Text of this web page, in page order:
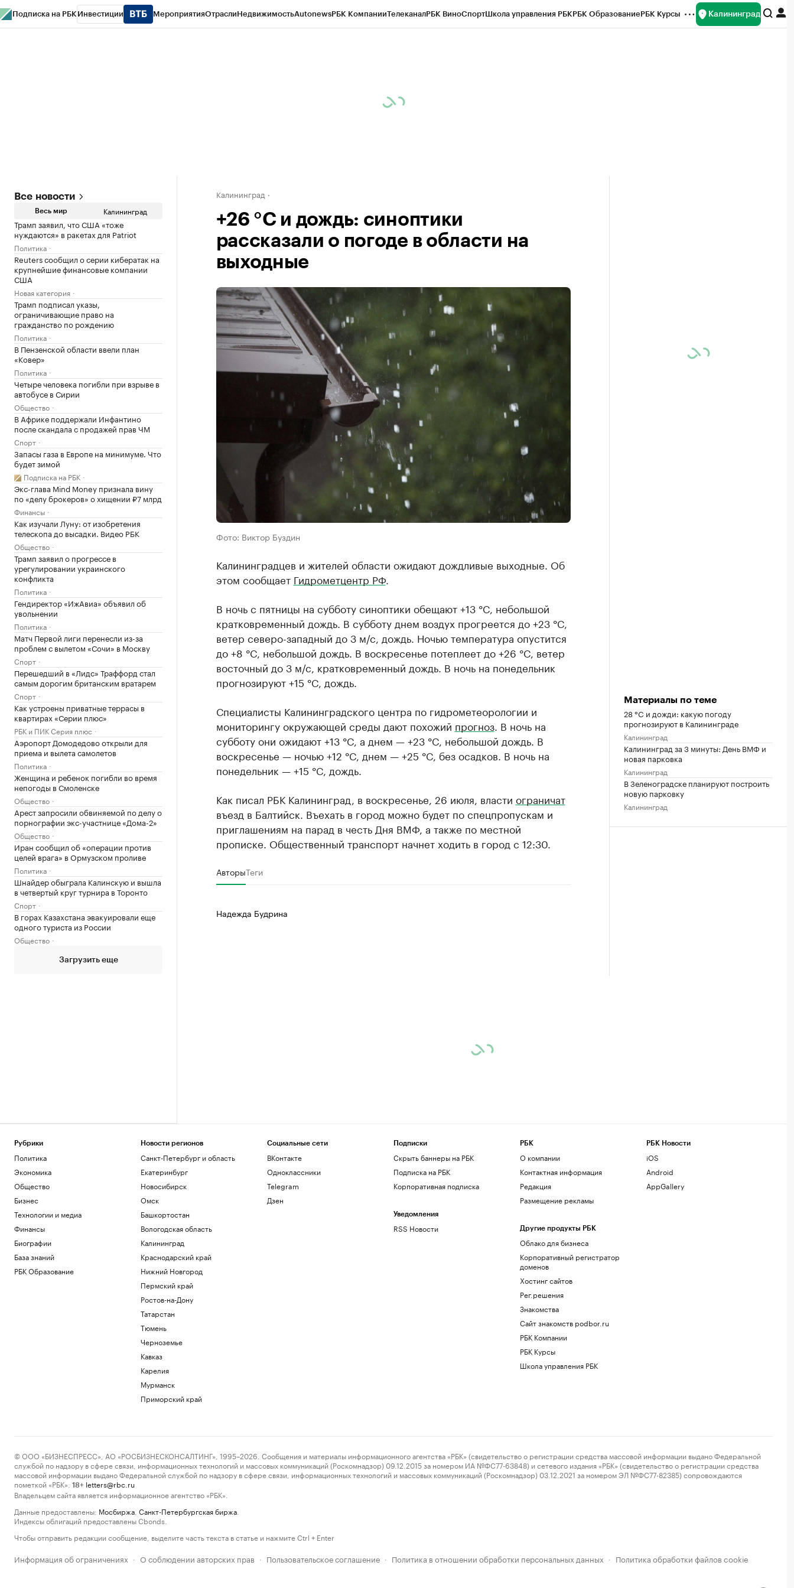
Подписка на РБК Инвестиции МероприятияОтраслиНедвижимостьAutonewsРБК КомпанииТелеканалРБК ВиноСпортШкола управления РБКРБК ОбразованиеРБК Курсы Калининград
Все новости
Весь мир Калининград
Трамп заявил, что США «тоже
нуждаются» в ракетах для Patriot
Политика
Reuters сообщил о серии кибератак на
крупнейшие финансовые компании
США
Новая категория
Трамп подписал указы,
ограничивающие право на
гражданство по рождению
Политика
В Пензенской области ввели план
«Ковер»
Политика
Четыре человека погибли при взрыве в
автобусе в Сирии
Общество
В Африке поддержали Инфантино
после скандала с продажей прав ЧМ
Спорт
Запасы газа в Европе на минимуме. Что
будет зимой
Подписка на РБК
Экс-глава Mind Money признала вину
по «делу брокеров» о хищении ₽7 млрд
Финансы
Как изучали Луну: от изобретения
телескопа до высадки. Видео РБК
Общество
Трамп заявил о прогрессе в
урегулировании украинского
конфликта
Политика
Гендиректор «ИжАвиа» объявил об
увольнении
Политика
Матч Первой лиги перенесли из-за
проблем с вылетом «Сочи» в Москву
Спорт
Перешедший в «Лидс» Траффорд стал
самым дорогим британским вратарем
Спорт
Как устроены приватные террасы в
квартирах «Серии плюс»
РБК и ПИК Серия плюс
Аэропорт Домодедово открыли для
приема и вылета самолетов
Политика
Женщина и ребенок погибли во время
непогоды в Смоленске
Общество
Арест запросили обвиняемой по делу о
порнографии экс-участнице «Дома-2»
Общество
Иран сообщил об «операции против
целей врага» в Ормузском проливе
Политика
Шнайдер обыграла Калинскую и вышла
в четвертый круг турнира в Торонто
Спорт
В горах Казахстана эвакуировали еще
одного туриста из России
Общество
Загрузить еще
Калининград
+26 °C и дождь: синоптики
рассказали о погоде в области на
выходные
Фото: Виктор Буздин
Калининградцев и жителей области ожидают дождливые выходные. Об
этом сообщает Гидрометцентр РФ.
В ночь с пятницы на субботу синоптики обещают +13 °C, небольшой
кратковременный дождь. В субботу днем воздух прогреется до +23 °C,
ветер северо-западный до 3 м/с, дождь. Ночью температура опустится
до +8 °C, небольшой дождь. В воскресенье потеплеет до +26 °C, ветер
восточный до 3 м/с, кратковременный дождь. В ночь на понедельник
прогнозируют +15 °C, дождь.
Специалисты Калининградского центра по гидрометеорологии и
мониторингу окружающей среды дают похожий прогноз. В ночь на
субботу они ожидают +13 °C, а днем — +23 °C, небольшой дождь. В
воскресенье — ночью +12 °C, днем — +25 °C, без осадков. В ночь на
понедельник — +15 °C, дождь.
Как писал РБК Калининград, в воскресенье, 26 июля, власти ограничат
въезд в Балтийск. Въехать в город можно будет по спецпропускам и
приглашениям на парад в честь Дня ВМФ, а также по местной
прописке. Общественный транспорт начнет ходить в город с 12:30.
АвторыТеги
Надежда Будрина
Материалы по теме
28 °C и дожди: какую погоду
прогнозируют в Калининграде
Калининград
Калининград за 3 минуты: День ВМФ и
новая парковка
Калининград
В Зеленоградске планируют построить
новую парковку
Калининград
Рубрики
Политика
Экономика
Общество
Бизнес
Технологии и медиа
Финансы
Биографии
База знаний
РБК Образование
Новости регионов
Санкт-Петербург и область
Екатеринбург
Новосибирск
Омск
Башкортостан
Вологодская область
Калининград
Краснодарский край
Нижний Новгород
Пермский край
Ростов-на-Дону
Татарстан
Тюмень
Черноземье
Кавказ
Карелия
Мурманск
Приморский край
Социальные сети
ВКонтакте
Одноклассники
Telegram
Дзен
Подписки
Скрыть баннеры на РБК
Подписка на РБК
Корпоративная подписка
Уведомления
RSS Новости
РБК
О компании
Контактная информация
Редакция
Размещение рекламы
Другие продукты РБК
Облако для бизнеса
Корпоративный регистратор
доменов
Хостинг сайтов
Рег.решения
Знакомства
Сайт знакомств podbor.ru
РБК Компании
РБК Курсы
Школа управления РБК
РБК Новости
iOS
Android
AppGallery
© ООО «БИЗНЕСПРЕСС», АО «РОСБИЗНЕСКОНСАЛТИНГ», 1995–2026. Сообщения и материалы информационного агентства «РБК» (свидетельство о регистрации средства массовой информации выдано Федеральной
службой по надзору в сфере связи, информационных технологий и массовых коммуникаций (Роскомнадзор) 09.12.2015 за номером ИА №ФС77-63848) и сетевого издания «РБК» (свидетельство о регистрации средства
массовой информации выдано Федеральной службой по надзору в сфере связи, информационных технологий и массовых коммуникаций (Роскомнадзор) 03.12.2021 за номером ЭЛ №ФС77-82385) сопровождаются
пометкой «РБК».
18+ letters@rbc.ru
Владельцем сайта является информационное агентство «РБК».
Данные предоставлены: Мосбиржа Санкт-Петербургская биржа
Индексы облигаций предоставлены Cbonds.
Чтобы отправить редакции сообщение, выделите часть текста в статье и нажмите Ctrl + Enter
Информация об ограничениях · О соблюдении авторских прав · Пользовательское соглашение · Политика в отношении обработки персональных данных · Политика обработки файлов cookie